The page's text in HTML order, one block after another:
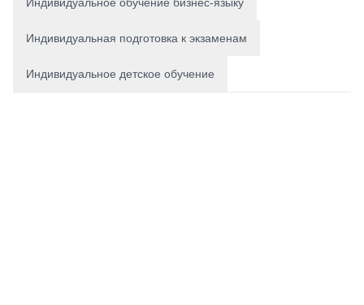
Индивидуальная подготовка к экзаменам
Индивидуальное детское обучение